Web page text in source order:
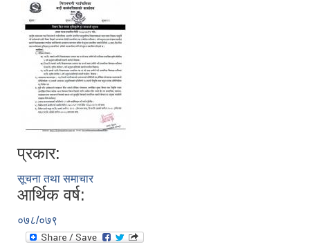
प्रकार:
सूचना तथा समाचार
आर्थिक वर्ष:
०७८/०७९